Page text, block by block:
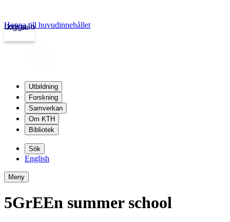
kth.se
Logga in
Hoppa till huvudinnehållet
Utbildning
Forskning
Samverkan
Om KTH
Bibliotek
Sök
English
Meny
5GrEEn summer school